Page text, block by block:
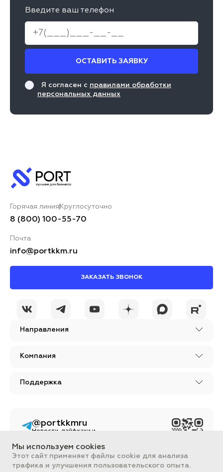
Введите ваш телефон
ОСТАВИТЬ ЗАЯВКУ
Я согласен с правилами обработки
персональных данных
Направления
Компания
Поддержка
Горячая линия Круглосуточно
8 (800) 100-55-70
Почта
info@portkkm.ru
ЗАКАЗАТЬ ЗВОНОК
Вся информация, размещенная на сайте, носит ознакомительный
@portkkmru
Новости, лайфхаки и
контент PORT - бизнес
портал
Мы используем cookies
Этот сайт применяет файлы cookie для анализа
трафика и улучшения пользовательского опыта.